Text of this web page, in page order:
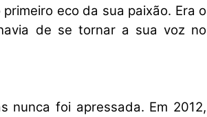
eco da sua paixão. Era o
de se tornar a sua voz no
nunca foi apressada. Em 2012,